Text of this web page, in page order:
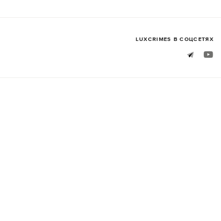
LUXСRIMES В СОЦСЕТЯХ